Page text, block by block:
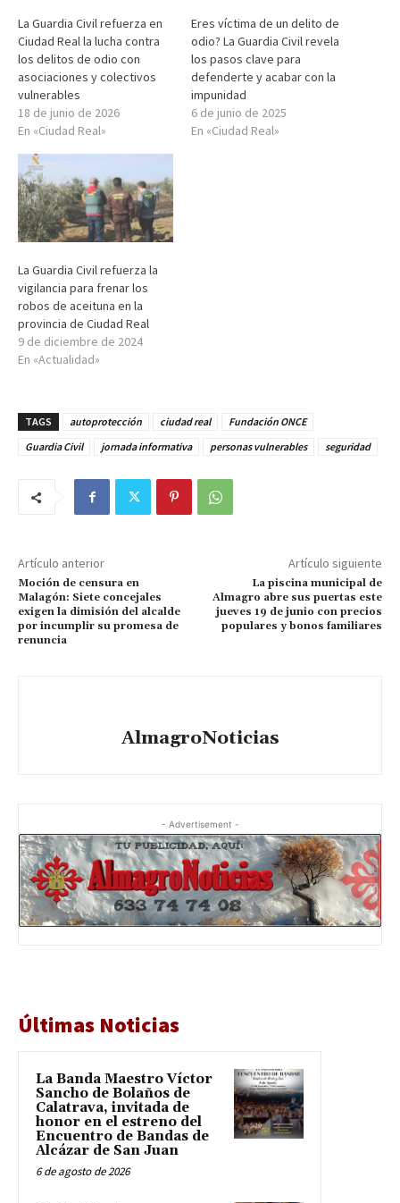
La Guardia Civil refuerza en
Ciudad Real la lucha contra
los delitos de odio con
asociaciones y colectivos
vulnerables
18 de junio de 2026
En «Ciudad Real»
Eres víctima de un delito de
odio? La Guardia Civil revela
los pasos clave para
defenderte y acabar con la
impunidad
6 de junio de 2025
En «Ciudad Real»
La Guardia Civil refuerza la
vigilancia para frenar los
robos de aceituna en la
provincia de Ciudad Real
9 de diciembre de 2024
En «Actualidad»
TAGS autoprotección ciudad real
Fundación ONCE
Guardia Civil
jornada informativa personas vulnerables seguridad
Artículo anterior
Moción de censura en
Malagón: Siete concejales
exigen la dimisión del alcalde
por incumplir su promesa de
renuncia
Artículo siguiente
La piscina municipal de
Almagro abre sus puertas este
jueves 19 de junio con precios
populares y bonos familiares
AlmagroNoticias
- Advertisement -
Últimas Noticias
La Banda Maestro Víctor
Sancho de Bolaños de
Calatrava, invitada de
honor en el estreno del
Encuentro de Bandas de
Alcázar de San Juan
6 de agosto de 2026